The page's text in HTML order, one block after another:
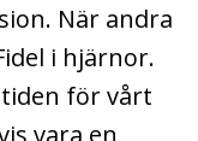
När andra
i hjärnor.
för vårt
vara en